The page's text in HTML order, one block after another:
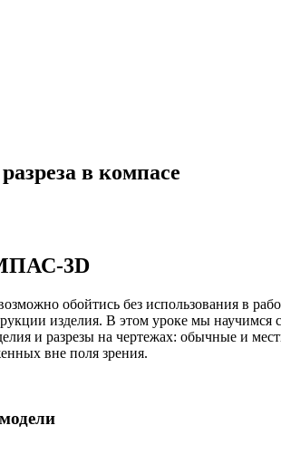
в компасе
3D
обойтись без использования в
изделия. В этом уроке мы научимся
и разрезы на чертежах: обычные и
вне поля зрения.